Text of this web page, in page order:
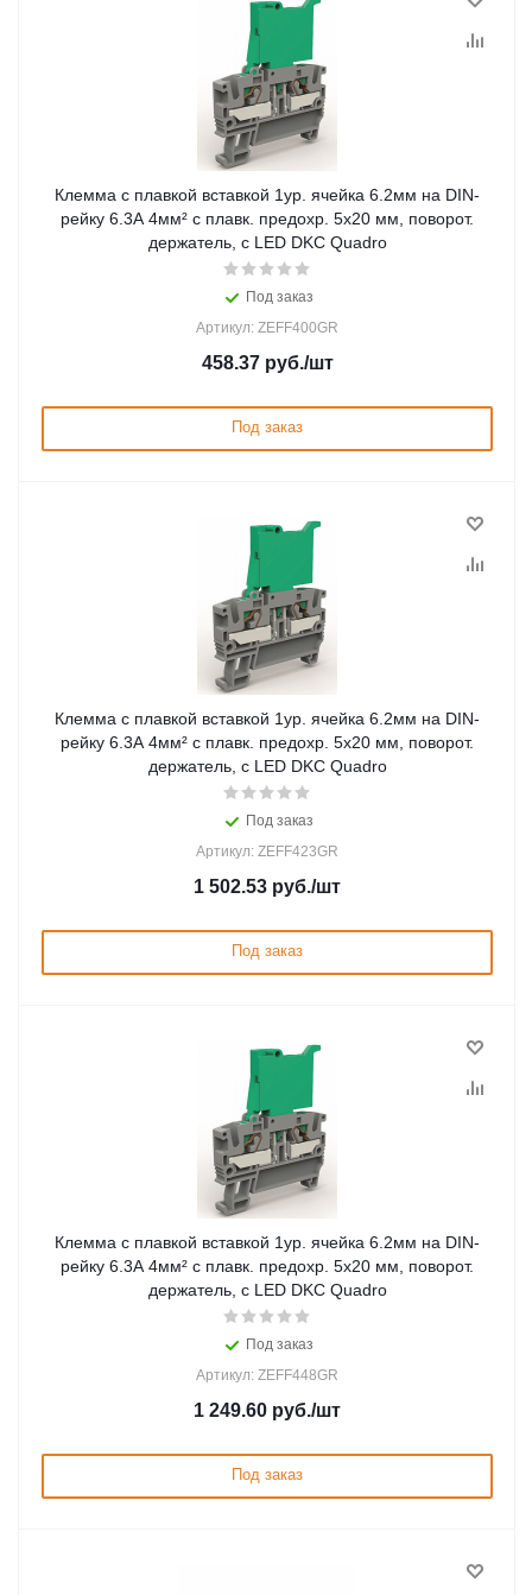
Клемма с плавкой вставкой 1ур. ячейка 6.2мм на DIN-
рейку 6.3А 4мм² с плавк. предохр. 5х20 мм, поворот.
держатель, с LED DKC Quadro
Под заказ
Артикул: ZEFF400GR
458.37руб./шт
Под заказ
Клемма с плавкой вставкой 1ур. ячейка 6.2мм на DIN-
рейку 6.3А 4мм² с плавк. предохр. 5х20 мм, поворот.
держатель, с LED DKC Quadro
Под заказ
Артикул: ZEFF423GR
1 502.53 руб./шт
Под заказ
Клемма с плавкой вставкой 1ур. ячейка 6.2мм на DIN-
рейку 6.3А 4мм² с плавк. предохр. 5х20 мм, поворот.
держатель, с LED DKC Quadro
Под заказ
Артикул: ZEFF448GR
1 249.60 руб./шт
Под заказ